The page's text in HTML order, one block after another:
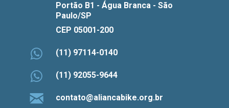
Portão B1 - Água Branca - São
Paulo/SP
CEP 05001-200
(11) 97114-0140
(11) 92055-9644
contato@aliancabike.org.br